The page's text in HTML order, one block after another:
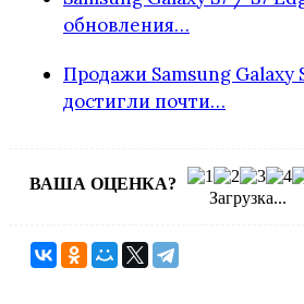
обновления…
Продажи Samsung Galaxy
достигли почти…
ВАША ОЦЕНКА?
Загрузка...